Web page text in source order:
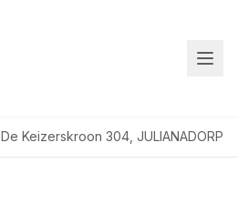
De Keizerskroon 304, JULIANADORP